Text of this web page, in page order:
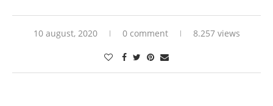
10 august, 2020 0 comment 8.257 views